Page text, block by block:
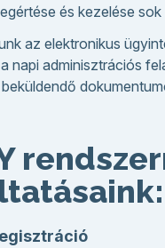
és kezelése
az elektronikus
napi adminisztrációs